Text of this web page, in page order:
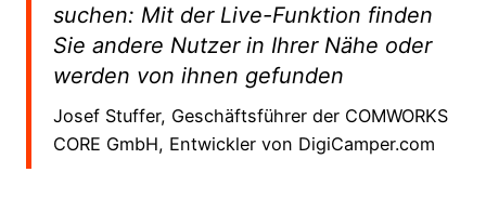
suchen: Mit der Live-Funktion finden
Sie andere Nutzer in Ihrer Nähe oder
werden von ihnen gefunden
Josef Stuffer, Geschäftsführer der COMWORKS
CORE GmbH, Entwickler von DigiCamper.com